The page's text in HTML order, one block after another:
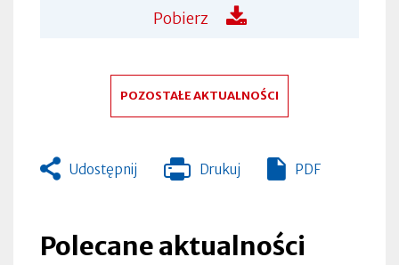
Pobierz
POZOSTAŁE AKTUALNOŚCI
Udostępnij Drukuj
Otworzy
nowej
zakładce
PDF
Polecane aktualności